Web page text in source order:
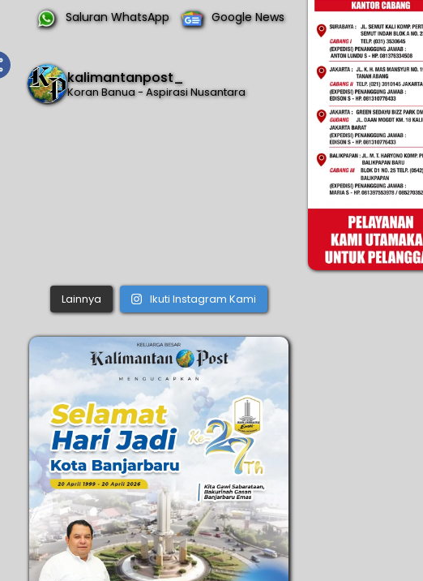
Saluran WhatsApp Google News
kalimantanpost_
Koran Banua - Aspirasi Nusantara
Lainnya Ikuti Instagram Kami